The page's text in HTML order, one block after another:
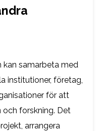
kan samarbeta med
institutioner, företag,
för att
och forskning. Det
arrangera